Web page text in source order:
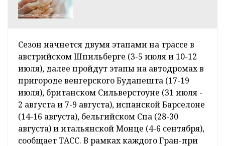
Сезон начнется двумя этапами на трассе в
австрийском Шпильберге (3-5 июля и 10-12
июля), далее пройдут этапы на автодромах в
пригороде венгерского Будапешта (17-19
июля), британском Сильверстоуне (31 июля -
2 августа и 7-9 августа), испанской Барселоне
(14-16 августа), бельгийском Спа (28-30
августа) и итальянской Монце (4-6 сентября),
сообщает ТАСС. В рамках каждого Гран-при